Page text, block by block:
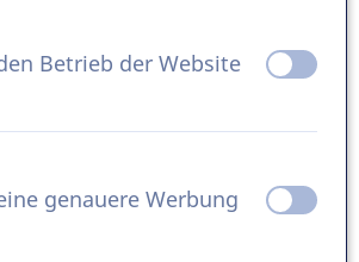
Wörter
anfordern
Betrieb der Website
ausan
genauere Werbung
ausan